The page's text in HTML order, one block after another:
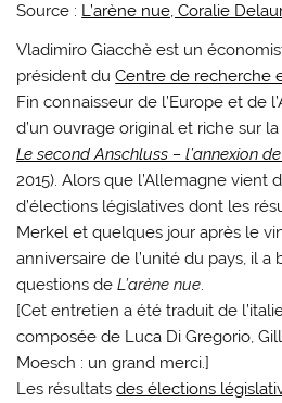
Source : L’arène nue, Coralie
Vladimiro Giacchè est un
président duCentre de recherche
Fin connaisseur de l’Europe et de
d’un ouvrage original et riche sur
Le second Anschluss – l’annexion
2015). Alors que l’Allemagne vient
d’élections législatives dont les
Merkel et quelques jour après le
anniversaire de l’unité du pays, il
questions deL’arène nue
[Cet entretien a été traduit de
composée de Luca Di Gregorio,
Moesch : un grand merci.]
Les résultatsdes élections